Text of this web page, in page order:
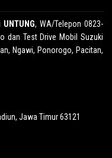
UNTUNG, WA/Telepon 0823-
dan Test Drive Mobil Suzuki
Ngawi, Ponorogo, Pacitan,
Jawa Timur 63121